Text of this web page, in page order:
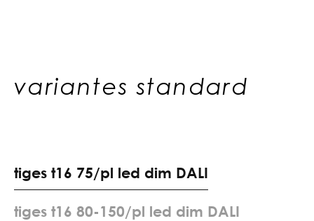
variantes standard
tiges t16 75/pl led dim DALI
tiges t16 80-150/pl led dim DALI